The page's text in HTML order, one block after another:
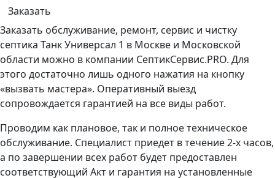
Заказать
Заказать обслуживание, ремонт, сервис и чистку
септика Танк Универсал 1 в Москве и Московской
области можно в компании СептикСервис.PRO. Для
этого достаточно лишь одного нажатия на кнопку
«вызвать мастера». Оперативный выезд
сопровождается гарантией на все виды работ.
Проводим как плановое, так и полное техническое
обслуживание. Специалист приедет в течение 2-х часов,
а по завершении всех работ будет предоставлен
соответствующий Акт и гарантия на установленные